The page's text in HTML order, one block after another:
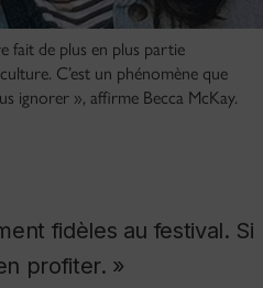
fait de plus en plus partie
C’est un phénomène que
ignorer », affirme Becca McKay.
fidèles au festival. Si
profiter. »